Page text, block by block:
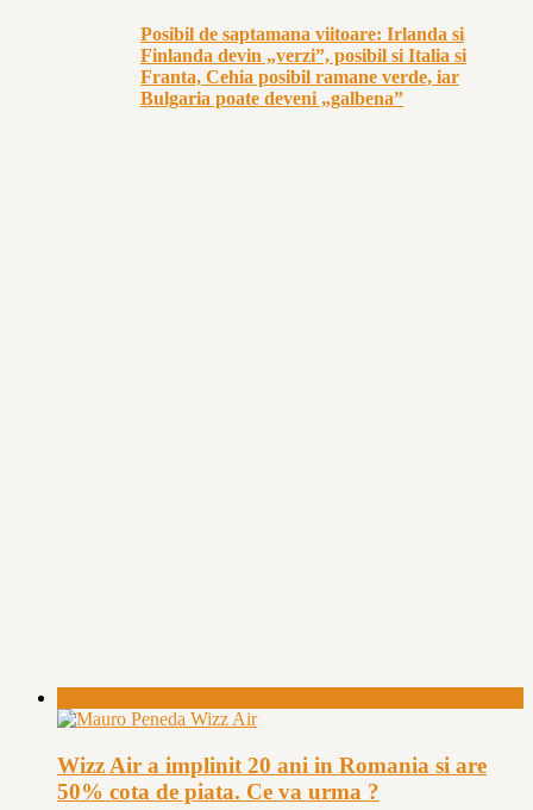
Posibil de saptamana viitoare: Irlanda si
Finlanda devin „verzi”, posibil si Italia si
Franta, Cehia posibil ramane verde, iar
Bulgaria poate deveni „galbena”
Wizz Air a implinit 20 ani in Romania si are
50% cota de piata. Ce va urma ?